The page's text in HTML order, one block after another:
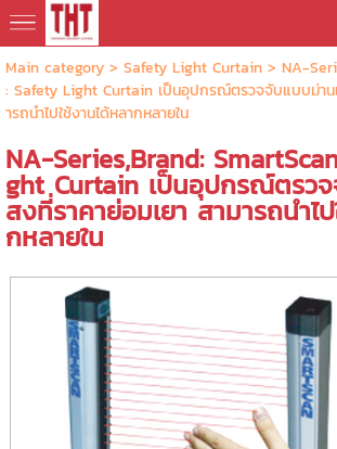
Main category> Safety Light Curtain> NA-
: Safety Light Curtain เป็นอุปกรณ์ตรวจจับแบบม่าน
ารถนำไปใช้งานได้หลากหลายใน
NA-Series,Brand:
ght Curtain เป็นอุปกรณ์ตรว
สงที่ราคาย่อมเยา สามารถนำไ
กหลายใน